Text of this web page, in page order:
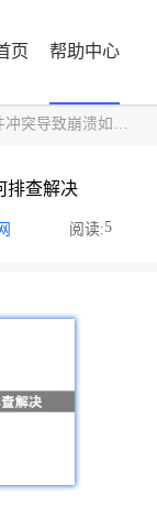
页 帮助中心
致崩溃如何排查解决
排查解决
阅读:5